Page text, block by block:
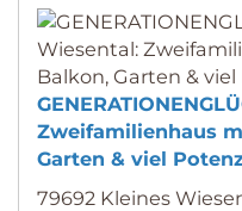
Zweifamilienhaus
Garten & viel
79692 Kleines